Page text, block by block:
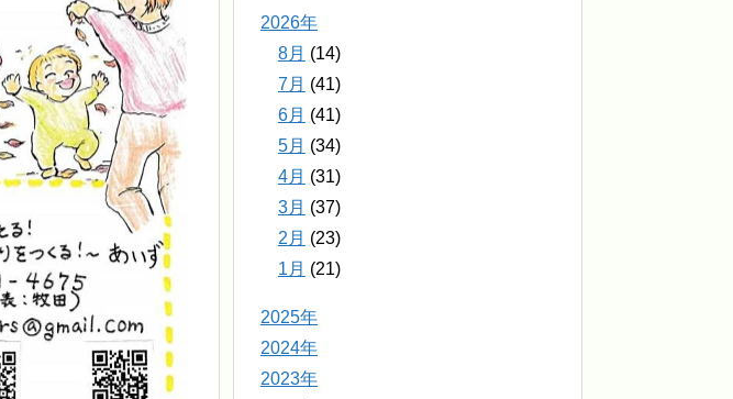
2026年
8月 (14)
7月 (41)
6月 (41)
5月 (34)
4月 (31)
3月 (37)
2月 (23)
1月 (21)
2025年
2024年
2023年